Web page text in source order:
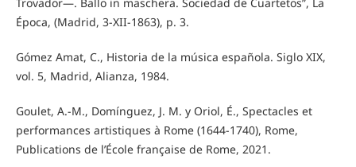
Época, (Madrid, 3-XII-1863), p. 3.
Gómez Amat, C., Historia de la música española. Siglo XIX,
vol. 5, Madrid, Alianza, 1984.
Goulet, A.-M., Domínguez, J. M. y Oriol, É., Spectacles et
performances artistiques à Rome (1644-1740), Rome,
Publications de l’École française de Rome, 2021.